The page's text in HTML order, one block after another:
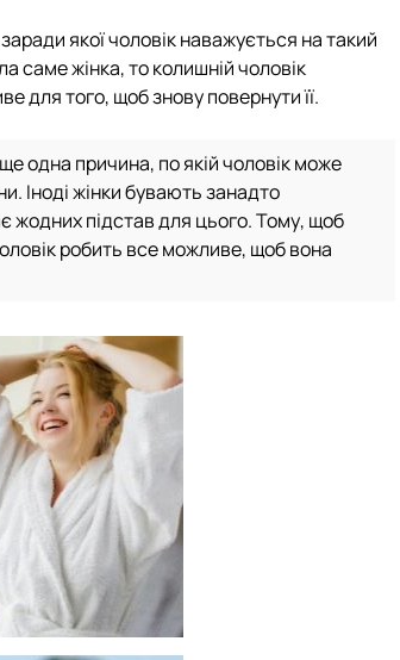
якої чоловік наважується на такий
саме жінка, то колишній чоловік
для того, щоб знову повернути її.
одна причина, по якій чоловік може
Іноді жінки бувають занадто
жодних підстав для цього. Тому, щоб
робить все можливе, щоб вона